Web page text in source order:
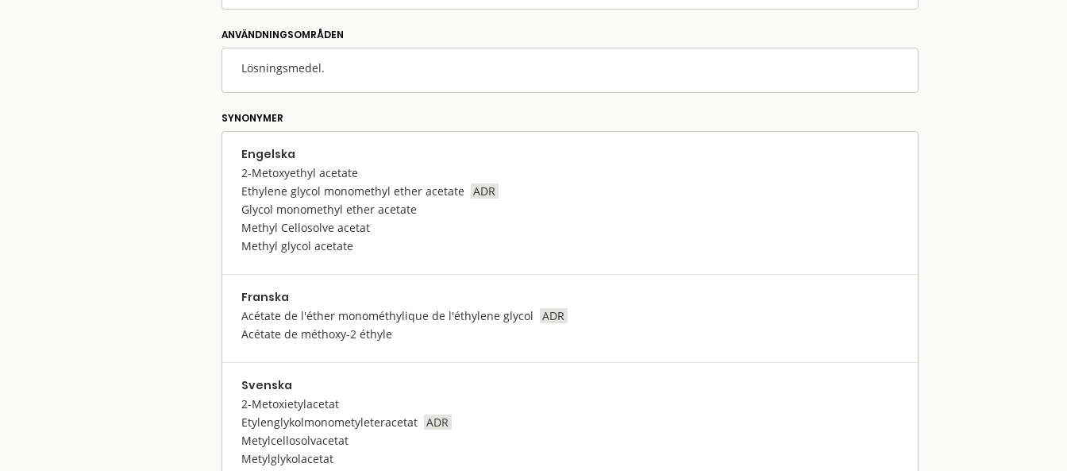
ANVÄNDNINGS­OMRÅDEN
Lösningsmedel.
SYNONYMER
Engelska
2-Metoxyethyl acetate
Ethylene glycol monomethyl ether acetate
ADR
Glycol monomethyl ether acetate
Methyl Cellosolve acetat
Methyl glycol acetate
Franska
Acétate de l'éther monométhylique de l'éthylene glycol
ADR
Acétate de méthoxy-2 éthyle
Svenska
2-Metoxietylacetat
Etylenglykolmonometyleteracetat ADR
Metylcellosolvacetat
Metylglykolacetat